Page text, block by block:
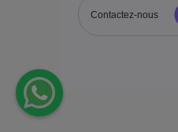
Contactez-nous